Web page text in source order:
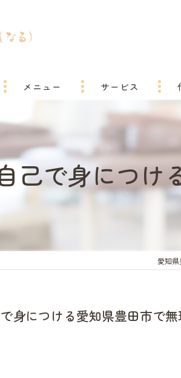
メニュー サービス
己で身につけ
愛知
身につける愛知県豊田市で